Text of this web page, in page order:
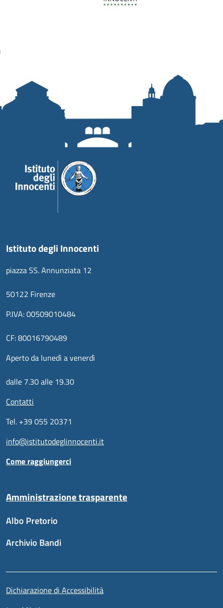
Istituto degli Innocenti
piazza SS. Annunziata 12
50122 Firenze
P.IVA: 00509010484
CF: 80016790489
Aperto da lunedì a venerdì
dalle 7.30 alle 19.30
Contatti
Tel. +39 055 20371
info@istitutodeglinnocenti.it
Come raggiungerci
Amministrazione trasparente
Albo Pretorio
Archivio Bandi
Sezione link utili
Dichiarazione di Accessibilità